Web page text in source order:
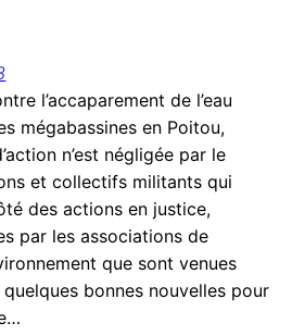
l’accaparement de l’eau
mégabassines en Poitou,
n’est négligée par le
et collectifs militants qui
des actions en justice,
par les associations de
que sont venues
bonnes nouvelles pour